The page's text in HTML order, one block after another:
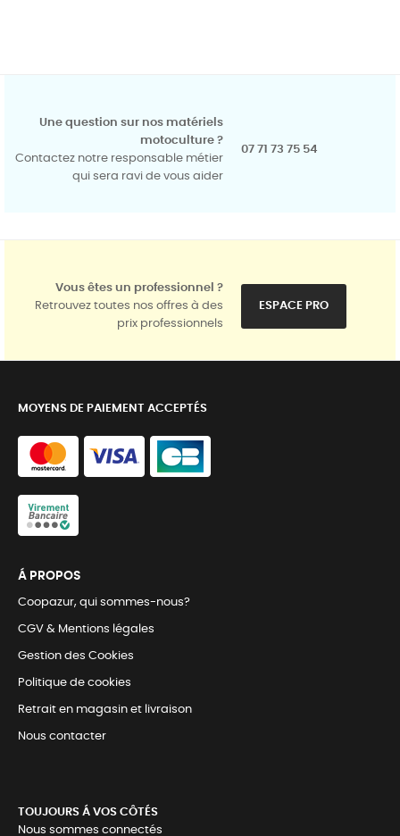
Une question sur nos matériels
motoculture ?
Contactez notre responsable métier
qui sera ravi de vous aider
07 71 73 75 54
Vous êtes un professionnel ?
Retrouvez toutes nos offres à des
prix professionnels
ESPACE PRO
MOYENS DE PAIEMENT ACCEPTÉS
Á PROPOS
Coopazur, qui sommes-nous?
CGV & Mentions légales
Gestion des Cookies
Politique de cookies
Retrait en magasin et livraison
Nous contacter
TOUJOURS Á VOS CÔTÉS
Nous sommes connectés